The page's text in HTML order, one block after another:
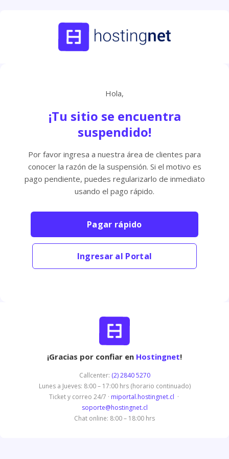
Hola,
¡Tu sitio se encuentra
suspendido!
Por favor ingresa a nuestra área de clientes para
conocer la razón de la suspensión. Si el motivo es
pago pendiente, puedes regularizarlo de inmediato
usando el pago rápido.
Pagar rápido
Ingresar al Portal
¡Gracias por confiar en Hostingnet!
Callcenter: (2) 2840 5270
Lunes a Jueves: 8:00 – 17:00 hrs (horario continuado)
Ticket y correo 24/7 · miportal.hostingnet.cl ·
soporte@hostingnet.cl
Chat online: 8:00 – 18:00 hrs